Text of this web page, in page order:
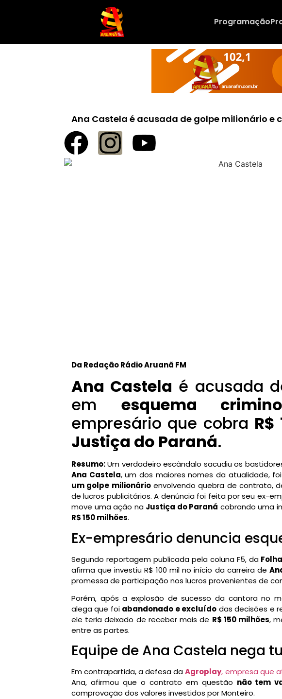
Programação
Ana Castela é acusada de golpe milionário e
Da Redação Rádio Aruanã FM
Ana Castela é acusada
em esquema
empresário que cobra R$
Justiça do Paraná.
Resumo:Um verdadeiro escândalo sacudiu os
Ana Castela, um dos maiores nomes da atualidade, foi
um golpe milionárioenvolvendo quebra de contrato,
de lucros publicitários. A denúncia foi feita por seu ex-
move uma ação na Justiça do Paraná cobrando uma
R$ 150 milhões.
Ex-empresário denuncia
Segundo reportagem publicada pela coluna F5, da
afirma que investiu R$ 100 mil no início da carreira de
promessa de participação nos lucros provenientes de
Porém, após a explosão de sucesso da cantora no
alega que foi abandonado e excluído das decisões e
ele teria deixado de receber mais de R$ 150 milhões,
entre as partes.
Equipe de Ana Castela nega
Em contrapartida, a defesa daAgroplay, empresa que
Ana, afirmou que o contrato em questão não tem
comprovação dos valores investidos por Monteiro.